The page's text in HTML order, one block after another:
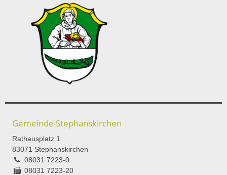
Gemeinde Stephanskirchen
Rathausplatz 1
83071 Stephanskirchen
08031 7223-0
08031 7223-20